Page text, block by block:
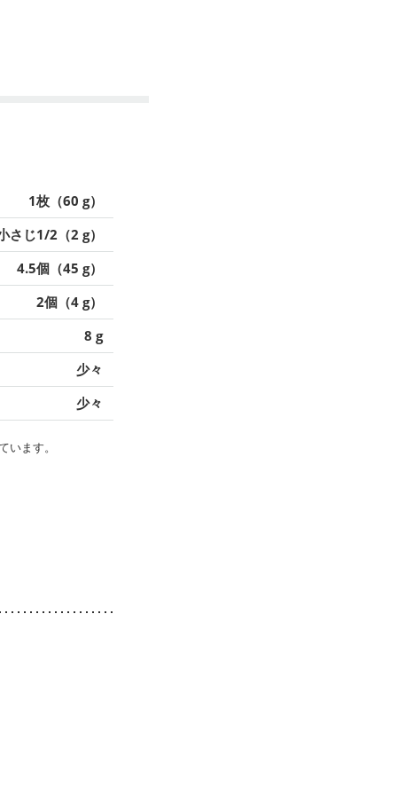
1枚（60 g）
さじ1/2（2 g）
4.5個（45 g）
2個（4 g）
8 g
少々
少々
ます。